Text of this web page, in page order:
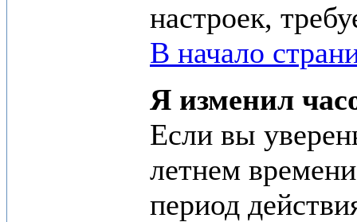
настроек,
В начало
Я изменил
Если вы
летнем
период